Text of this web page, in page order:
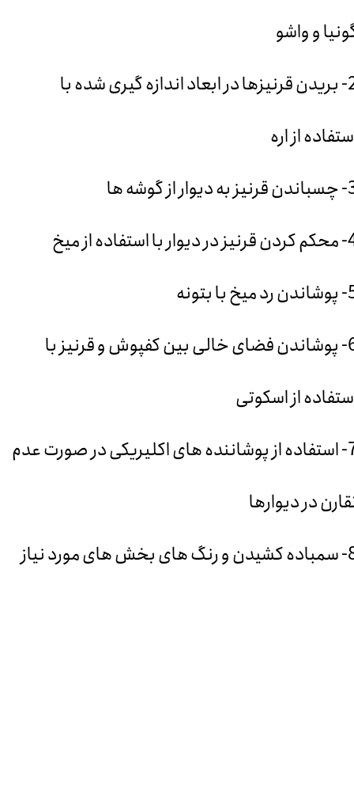
و واشو
2- بریدن قرنیزها در ابعاد اندازه گیری شده با
از اره
از گوشه ها
استفاده از میخ
با بتونه
6- پوشاندن فضای خالی بین کفپوش و قرنیز با
از اسکوتی
7- استفاده از پوشاننده‌ های اکلیریکی در صورت عدم
در دیوارها
های مورد نیاز